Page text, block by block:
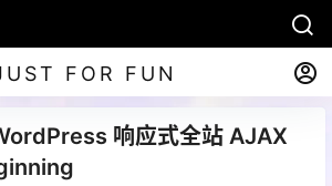
FOR FUN
响应式全站 AJAX